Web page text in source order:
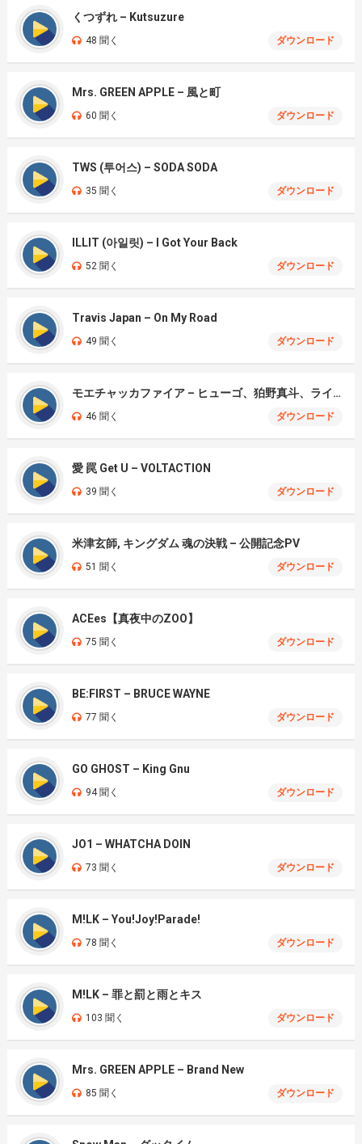
くつずれ – Kutsuzure
48 聞く ダウンロード
Mrs. GREEN APPLE – 風と町
60 聞く ダウンロード
TWS (투어스) – SODA SODA
35 聞く ダウンロード
ILLIT (아일릿) – I Got Your Back
52 聞く ダウンロード
Travis Japan – On My Road
49 聞く ダウンロード
モエチャッカファイア – ヒューゴ、狛野真斗、ライト、セヴェリアン (Cover )
46 聞く ダウンロード
愛 罠 Get U – VOLTACTION
39 聞く ダウンロード
米津玄師, キングダム 魂の決戦 – 公開記念PV
51 聞く ダウンロード
ACEes【真夜中のZOO】
75 聞く ダウンロード
BE:FIRST – BRUCE WAYNE
77 聞く ダウンロード
GO GHOST – King Gnu
94 聞く ダウンロード
JO1 – WHATCHA DOIN
73 聞く ダウンロード
M!LK – You!Joy!Parade!
78 聞く ダウンロード
M!LK – 罪と罰と雨とキス
103 聞く ダウンロード
Mrs. GREEN APPLE – Brand New
85 聞く ダウンロード